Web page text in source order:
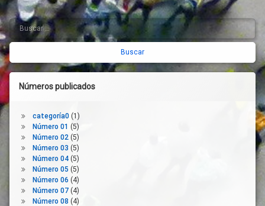
Social
Desigualdad
Dinamización
Empleo
Concesionarias
Espacio
Público
Espacio
Verde
Financiación
Pública
Barra
lateral
derecha
Buscar:
Números publicados
categoría0(1)
Número 01 (5)
Número 02(5)
Número 03 (5)
Número 04(5)
Número 05 (5)
Número 06 (4)
Número 07(4)
Número 08 (4)